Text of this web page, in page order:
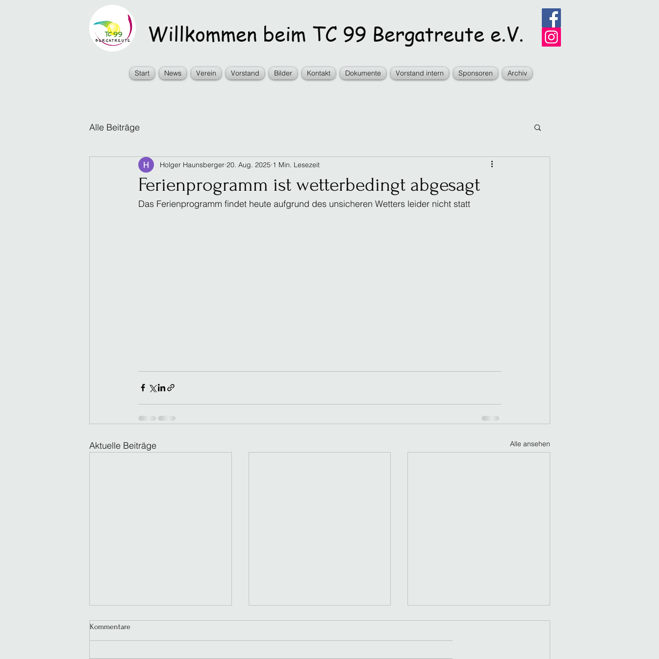
Start News Verein Vorstand Bilder Kontakt Dokumente Vorstand intern Sponsoren Archiv
Willkommen beim TC 99 Bergatreute e.V.
Alle Beiträge
Ferienprogramm ist wetterbedingt abgesagt
Holger Haunsberger 20. Aug. 2025 1 Min. Lesezeit
Das Ferienprogramm findet heute aufgrund des unsicheren Wetters leider nicht statt
Aktuelle Beiträge Alle ansehen
Kommentare